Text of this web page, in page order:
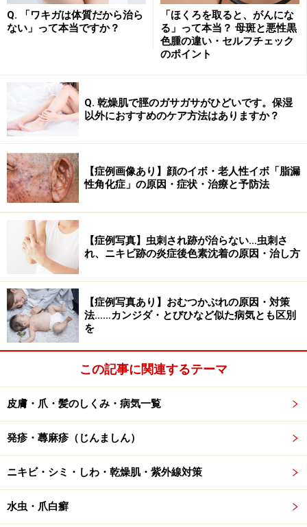
思います。
第4位 薬用殺菌石けん
ピロエース、クリアレックス 全身に使えます
皮膚の殺菌や消毒を目的とした全身の薬用石けんです。
薬用ピロエース石鹸（ゼファーマ株式会社）
クリアレックスＷ （三共株式会社）
ピロエースは、固形石けんですので泡立てて使います。
殺菌剤や炎症を抑えるような薬剤が配合されています。
匂いは、普通の石けんとあまり変わらないように思いま
す。泡立てて患部や脇の下など汗がたまりやすいところ
のみに使うのもいいかもしれません。
炎症を抑える薬剤が入っております。肌と同じ弱酸性
で、患部に傷があってもしみにくいと思います。匂いは
上記のような石けんを、お風呂で薬を落としたり、患部
を洗うときに併せてお使いになるといいと思います。た
だ、かゆいからといって、こすりすぎは幹部を傷つけて
しまうことがあります。泡立ててやさしく洗うだけでも
Q. 「ワキガは体質だから治ら
ない」って本当ですか？
「ほくろを取ると、がんにな
る」って本当？ 母斑と悪性黒
色腫の違い・セルフチェック
のポイント
Q. 乾燥肌で脛のガサガサがひどいです。保湿
以外におすすめのケア方法はありますか？
【症例画像あり】顔のイボ・老人性イボ「脂漏
性角化症」の原因・症状・治療と予防法
【症例写真】虫刺され跡が治らない…虫刺さ
れ、ニキビ跡の炎症後色素沈着の原因・治し方
【症例写真あり】おむつかぶれの原因・対策
法……カンジダ・とびひなど似た病気とも区別
を
この記事に関連するテーマ
皮膚・爪・髪のしくみ・病気一覧
発疹・蕁麻疹（じんましん）
ニキビ・シミ・しわ・乾燥肌・紫外線対策
水虫・爪白癬